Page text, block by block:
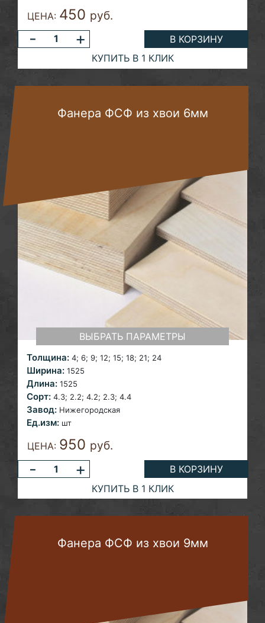
ЦЕНА: 450 руб.
- +
В КОРЗИНУ
КУПИТЬ В 1 КЛИК
Фанера ФСФ из хвои 6мм
ВЫБРАТЬ ПАРАМЕТРЫ
Толщина: 4; 6; 9; 12; 15; 18; 21; 24
Ширина: 1525
Длина: 1525
Сорт: 4.3; 2.2; 4.2; 2.3; 4.4
Завод: Нижегородская
Ед.изм: шт
ЦЕНА: 950 руб.
- +
В КОРЗИНУ
КУПИТЬ В 1 КЛИК
Фанера ФСФ из хвои 9мм